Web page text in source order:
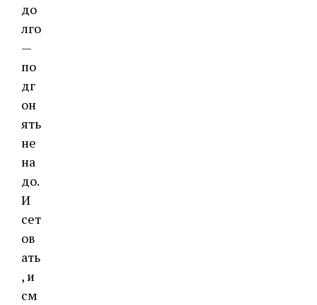
до
лго
—
по
дг
он
ять
не
на
до.
И
сет
ов
ать
, и
см